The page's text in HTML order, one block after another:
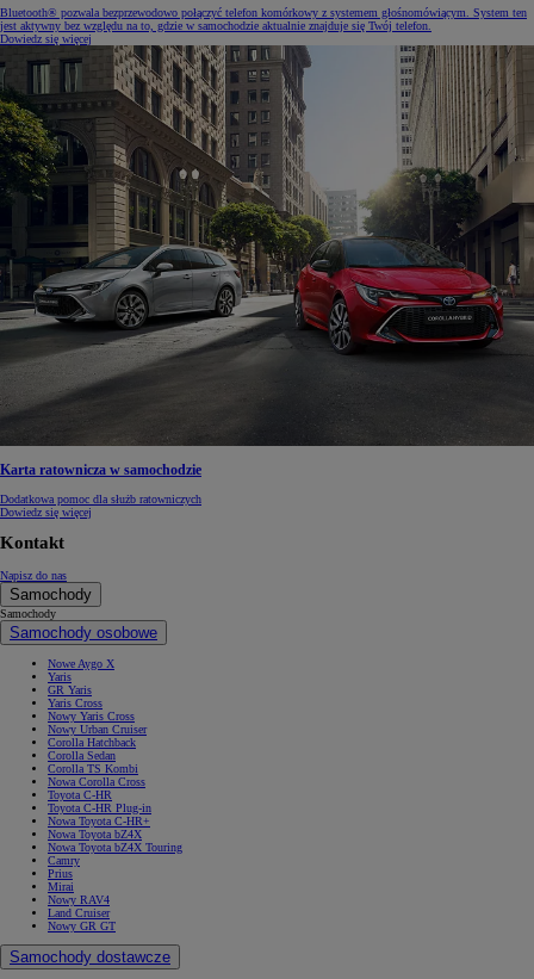
Bluetooth® pozwala bezprzewodowo połączyć telefon komórkowy z systemem głośnomówiącym. System ten
jest aktywny bez względu na to, gdzie w samochodzie aktualnie znajduje się Twój telefon.
Dowiedz się więcej
Karta ratownicza w samochodzie
Dodatkowa pomoc dla służb ratowniczych
Dowiedz się więcej
Kontakt
Napisz do nas
Samochody
Samochody
Samochody osobowe
Nowe Aygo X
Yaris
GR Yaris
Yaris Cross
Nowy Yaris Cross
Nowy Urban Cruiser
Corolla Hatchback
Corolla Sedan
Corolla TS Kombi
Nowa Corolla Cross
Toyota C-HR
Toyota C-HR Plug-in
Nowa Toyota C-HR+
Nowa Toyota bZ4X
Nowa Toyota bZ4X Touring
Camry
Prius
Mirai
Nowy RAV4
Land Cruiser
Nowy GR GT
Samochody dostawcze